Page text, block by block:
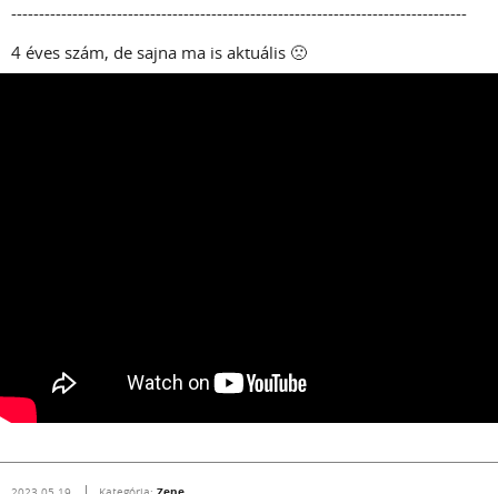
----------------------------------------------------------------------------------
4 éves szám, de sajna ma is aktuális 🙁